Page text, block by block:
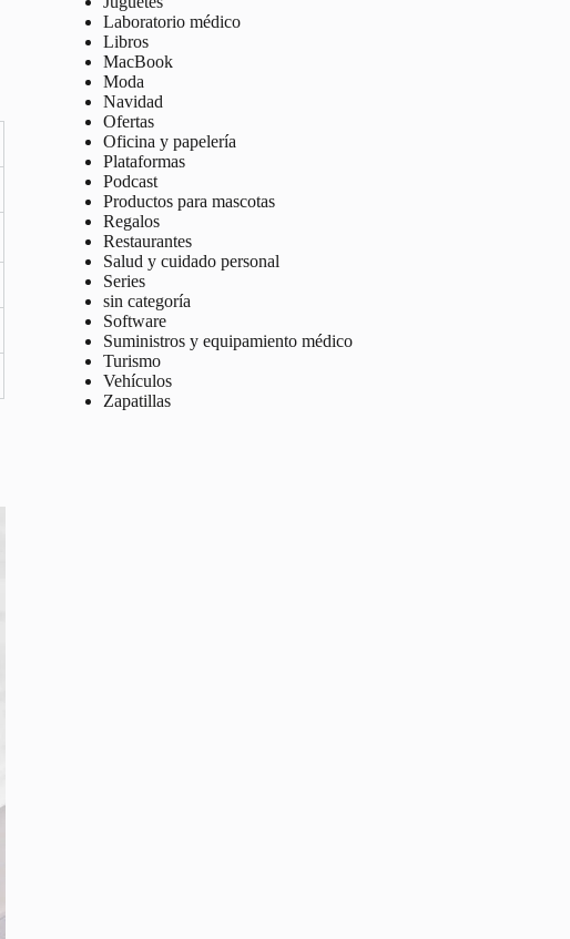
Laboratorio médico
Libros
MacBook
Moda
Navidad
Ofertas
Oficina y papelería
Plataformas
Podcast
Productos para mascotas
Regalos
Restaurantes
Salud y cuidado personal
Series
sin categoría
Software
Suministros y equipamiento médico
Turismo
Vehículos
Zapatillas